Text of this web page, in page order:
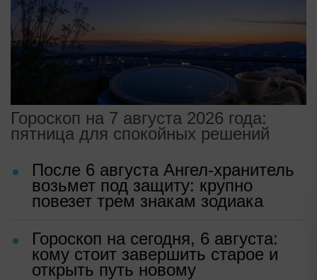
Гороскоп на 7 августа 2026 года:
пятница для спокойных решений
После 6 августа Ангел-хранитель
возьмет под защиту: крупно
повезет трем знакам зодиака
Гороскоп на сегодня, 6 августа:
кому стоит завершить старое и
открыть путь новому